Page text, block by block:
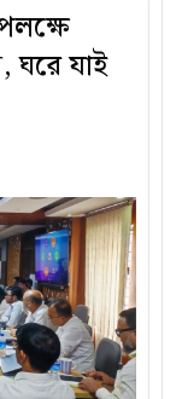
ঘরে যাই